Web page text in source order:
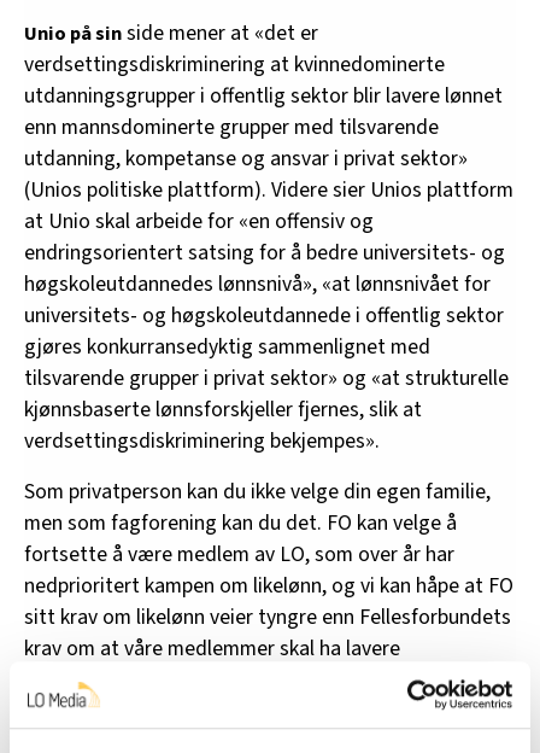
Unio på sinside mener at «det er
verdsettingsdiskriminering at kvinnedominerte
utdanningsgrupper i offentlig sektor blir lavere lønnet
enn mannsdominerte grupper med tilsvarende
utdanning, kompetanse og ansvar i privat sektor»
(Unios politiske plattform). Videre sier Unios plattform
at Unio skal arbeide for «en offensiv og
endringsorientert satsing for å bedre universitets- og
høgskoleutdannedes lønnsnivå», «at lønnsnivået for
universitets- og høgskoleutdannede i offentlig sektor
gjøres konkurransedyktig sammenlignet med
tilsvarende grupper i privat sektor» og «at strukturelle
kjønnsbaserte lønnsforskjeller fjernes, slik at
verdsettingsdiskriminering bekjempes».
Som privatperson kan du ikke velge din egen familie,
men som fagforening kan du det. FO kan velge å
fortsette å være medlem av LO, som over år har
nedprioritert kampen om likelønn, og vi kan håpe at FO
sitt krav om likelønn veier tyngre enn Fellesforbundets
krav om at våre medlemmer skal ha lavere
lønnsutvikling framover.
Jeg mener at FObør være en del av den